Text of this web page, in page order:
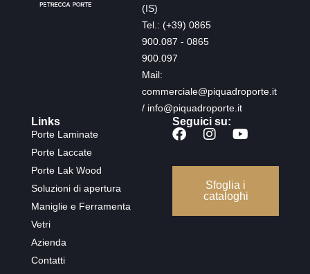
(IS)
Tel.: (+39) 0865
900.087 - 0865
900.097
Mail:
commerciale@piquadroporte.it
/ info@piquadroporte.it
Links
Porte Laminate
Porte Laccate
Porte Lak Wood
Soluzioni di apertura
Maniglie e Ferramenta
Vetri
Azienda
Contatti
Seguici su:
Sfoglia i
cataloghi